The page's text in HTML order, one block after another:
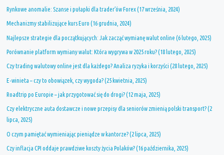
Rynkowe anomalie: Szanse i pułapki dla trader’ów Forex (17 września, 2024)
Mechanizmy stabilizujące kurs Euro (16 grudnia, 2024)
Najlepsze strategie dla początkujących: Jak zacząć wymianę walut online (6 lutego, 2025)
Porównanie platform wymiany walut: Która wygrywa w 2025 roku? (18 lutego, 2025)
Czy trading walutowy online jest dla każdego? Analiza ryzyka i korzyści (28 lutego, 2025)
E-winieta – czy to obowiązek, czy wygoda? (25 kwietnia, 2025)
Roadtrip po Europie – jak przygotować się do drogi? (12 maja, 2025)
Czy elektryczne auta dostawcze i nowe przepisy dla seniorów zmienią polski transport? (2
lipca, 2025)
O czym pamiętać wymieniając pieniądze w kantorze? (2 lipca, 2025)
Czy inflacja CPI oddaje prawdziwe koszty życia Polaków? (16 października, 2025)